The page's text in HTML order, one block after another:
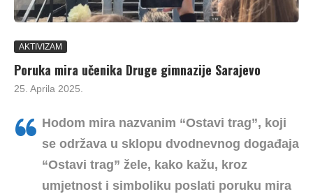
AKTIVIZAM
Poruka mira učenika Druge gimnazije Sarajevo
25. Aprila 2025.
Hodom mira nazvanim “Ostavi trag”, koji
se održava u sklopu dvodnevnog događaja
“Ostavi trag” žele, kako kažu, kroz
umjetnost i simboliku poslati poruku mira